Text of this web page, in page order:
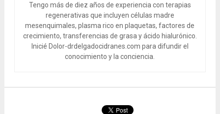
Tengo más de diez años de experiencia con terapias
regenerativas que incluyen células madre
mesenquimales, plasma rico en plaquetas, factores de
crecimiento, transferencias de grasa y ácido hialurónico.
Inicié Dolor-drdelgadocidranes.com para difundir el
conocimiento y la conciencia.